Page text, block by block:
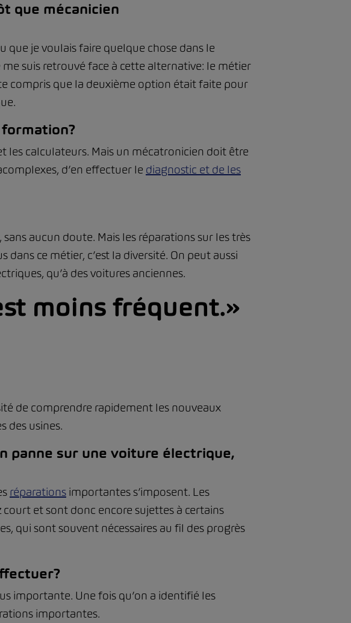
que mécanicien
que je voulais faire quelque chose dans le
suis retrouvé face à cette alternative: le métier
compris que la deuxième option était faite pour
les calculateurs. Mais un mécatronicien doit être
d’en effectuer le diagnostic et de les
aucun doute. Mais les réparations sur les très
ce métier, c’est la diversité. On peut aussi
qu’à des voitures anciennes.
moins fréquent.
de comprendre rapidement les nouveaux
des usines.
panne sur une voiture électrique,
réparations importantes s’imposent. Les
et sont donc encore sujettes à certains
qui sont souvent nécessaires au fil des progrès
importante. Une fois qu’on a identifié les
importantes.